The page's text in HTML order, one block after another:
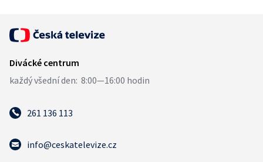
261 136 113
info@ceskatelevize.cz